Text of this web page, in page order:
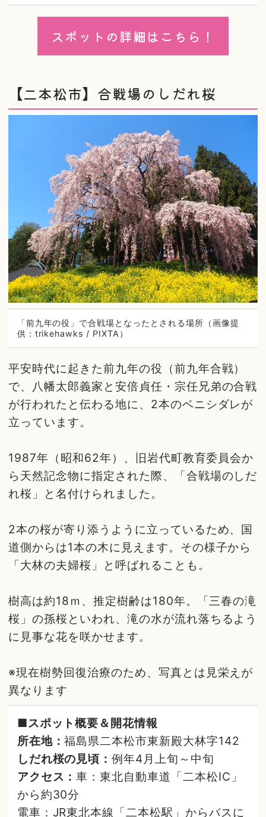
スポットの詳細はこちら！
【二本松市】合戦場のしだれ桜
「前九年の役」で合戦場となったとされる場所（画像提
供：trikehawks / PIXTA）
平安時代に起きた前九年の役（前九年合戦）
で、八幡太郎義家と安倍貞任・宗任兄弟の合戦
が行われたと伝わる地に、2本のベニシダレが
立っています。
1987年（昭和62年）、旧岩代町教育委員会か
ら天然記念物に指定された際、「合戦場のしだ
れ桜」と名付けられました。
2本の桜が寄り添うように立っているため、国
道側からは1本の木に見えます。その様子から
「大林の夫婦桜」と呼ばれることも。
樹高は約18ｍ、推定樹齢は180年。「三春の滝
桜」の孫桜といわれ、滝の水が流れ落ちるよう
に見事な花を咲かせます。
※現在樹勢回復治療のため、写真とは見栄えが
異なります
■スポット概要＆開花情報
所在地：福島県二本松市東新殿大林字142
しだれ桜の見頃：例年4月上旬～中旬
アクセス：車：東北自動車道「二本松IC」
から約30分
電車：JR東北本線「二本松駅」からバスに